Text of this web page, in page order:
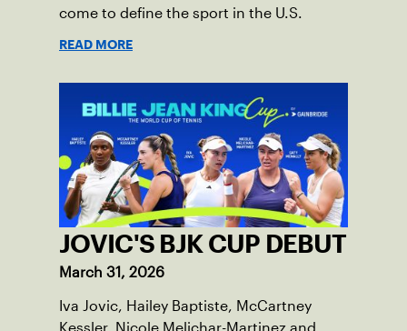
come to define the sport in the U.S.
READ MORE
JOVIC'S BJK CUP DEBUT
March 31, 2026
Iva Jovic, Hailey Baptiste, McCartney
Kessler, Nicole Melichar-Martinez and